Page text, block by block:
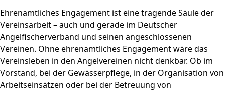
Ehrenamtliches Engagement ist eine tragende Säule der
Vereinsarbeit – auch und gerade im Deutscher
Angelfischerverband und seinen angeschlossenen
Vereinen. Ohne ehrenamtliches Engagement wäre das
Vereinsleben in den Angelvereinen nicht denkbar. Ob im
Vorstand, bei der Gewässerpflege, in der Organisation von
Arbeitseinsätzen oder bei der Betreuung von